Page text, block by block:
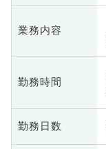
業務内容
勤務時間
勤務日数